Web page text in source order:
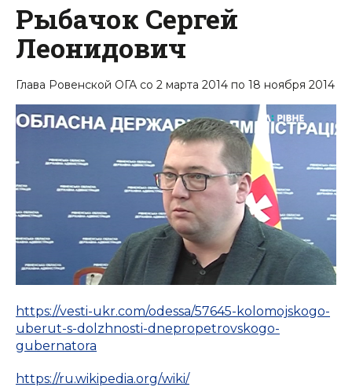
Рыбачок Сергей
Леонидович
Глава Ровенской ОГА со 2 марта 2014 по 18 ноября 2014
https://vesti-ukr.com/odessa/57645-kolomojskogo-
uberut-s-dolzhnosti-dnepropetrovskogo-
gubernatora
https://ru.wikipedia.org/wiki/